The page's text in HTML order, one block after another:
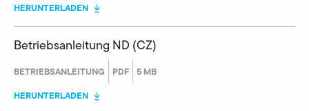
HERUNTERLADEN
Betriebsanleitung ND (CZ)
BETRIEBSANLEITUNG PDF 5 MB
HERUNTERLADEN